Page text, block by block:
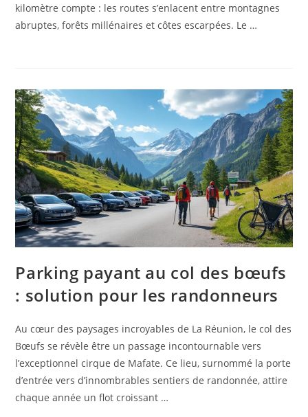
kilomètre compte : les routes s’enlacent entre montagnes
abruptes, forêts millénaires et côtes escarpées. Le …
Parking payant au col des bœufs
: solution pour les randonneurs
Au cœur des paysages incroyables de La Réunion, le col des
Bœufs se révèle être un passage incontournable vers
l’exceptionnel cirque de Mafate. Ce lieu, surnommé la porte
d’entrée vers d’innombrables sentiers de randonnée, attire
chaque année un flot croissant …